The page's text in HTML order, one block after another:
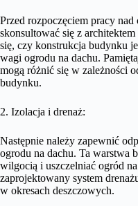
Przed rozpoczęciem pracy
skonsultować się z
się, czy konstrukcja budynku
wagi ogrodu na dachu.
mogą różnić się w zależności
budynku.
2. Izolacja i drenaż:
Następnie należy zapewnić
ogrodu na dachu. Ta warstwa
wilgocią i uszczelniać ogród
zaprojektowany system
w okresach deszczowych.